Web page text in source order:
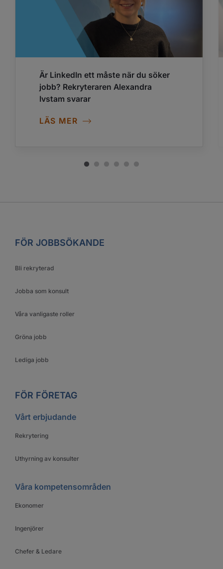
Är LinkedIn ett måste när du söker
jobb? Rekryteraren Alexandra
Ivstam svarar
LÄS MER
FÖR JOBBSÖKANDE
Bli rekryterad
Jobba som konsult
Våra vanligaste roller
Gröna jobb
Lediga jobb
FÖR FÖRETAG
Vårt erbjudande
Rekrytering
Uthyrning av konsulter
Våra kompetensområden
Ekonomer
Ingenjörer
Chefer & Ledare